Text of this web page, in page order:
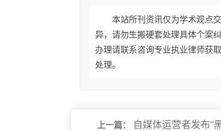
本站所刊资讯仅为学术观点
异，请勿生搬硬套处理具体个案
办理请联系咨询专业执业律师获
处理。
上一篇：
自媒体运营者发布“